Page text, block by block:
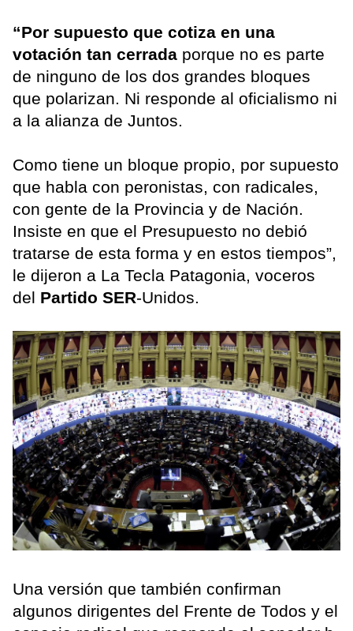
“Por supuesto que cotiza en una
votación tan cerrada porque no es parte
de ninguno de los dos grandes bloques
que polarizan. Ni responde al oficialismo ni
a la alianza de Juntos.
Como tiene un bloque propio, por supuesto
que habla con peronistas, con radicales,
con gente de la Provincia y de Nación.
Insiste en que el Presupuesto no debió
tratarse de esta forma y en estos tiempos”,
le dijeron a La Tecla Patagonia, voceros
del Partido SER-Unidos.
Una versión que también confirman
algunos dirigentes del Frente de Todos y el